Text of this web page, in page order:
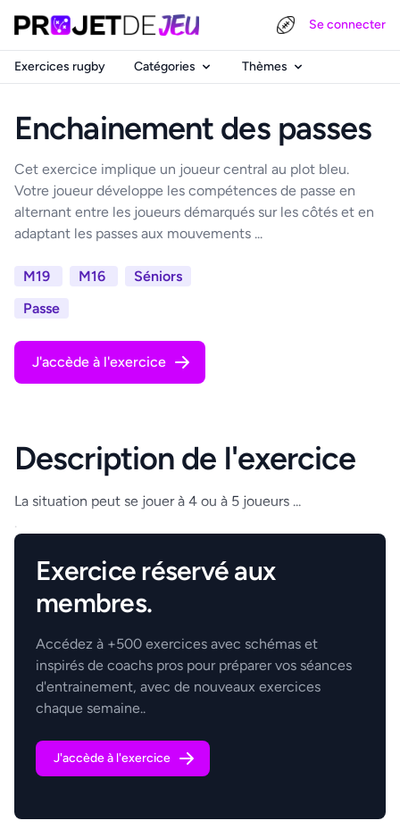
Se connecter
Exercices rugby Catégories Thèmes
Enchainement des passes
Cet exercice implique un joueur central au plot bleu.
Votre joueur développe les compétences de passe en
alternant entre les joueurs démarqués sur les côtés et en
adaptant les passes aux mouvements ...
M19 M16
Séniors
Passe
J'accède à l'exercice
Description de l'exercice
La situation peut se jouer à 4 ou à 5 joueurs ...
.
Exercice réservé aux
membres.
Accédez à +500 exercices avec schémas et
inspirés de coachs pros pour préparer vos séances
d'entrainement, avec de nouveaux exercices
chaque semaine..
J'accède à l'exercice